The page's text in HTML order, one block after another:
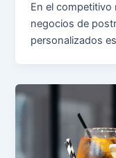
En el competitivo
negocios de
personalizados